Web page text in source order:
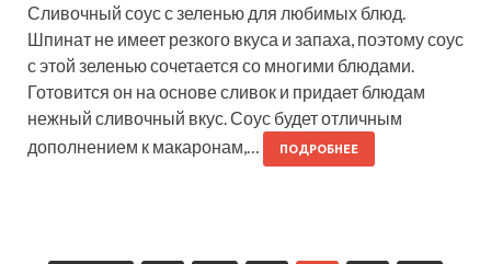
Сливочный соус с зеленью для любимых блюд.
Шпинат не имеет резкого вкуса и запаха, поэтому соус
с этой зеленью сочетается со многими блюдами.
Готовится он на основе сливок и придает блюдам
нежный сливочный вкус. Соус будет отличным
дополнением к макаронам,…
ПОДРОБНЕЕ